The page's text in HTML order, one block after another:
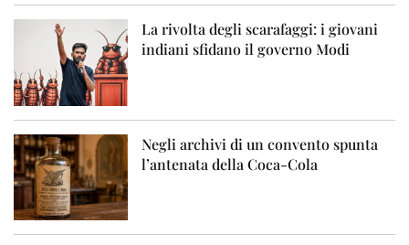
La rivolta degli scarafaggi: i giovani
indiani sfidano il governo Modi
Negli archivi di un convento spunta
l’antenata della Coca-Cola